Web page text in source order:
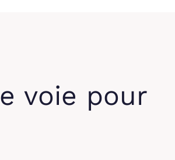
voie pour